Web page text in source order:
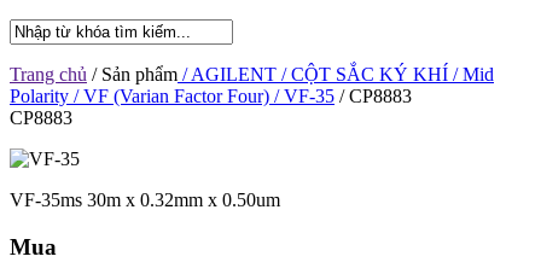
Trang chủ / Sản phẩm / AGILENT / CỘT SẮC KÝ KHÍ / Mid
Polarity / VF (Varian Factor Four) / VF-35 / CP8883
CP8883
VF-35ms 30m x 0.32mm x 0.50um
Mua